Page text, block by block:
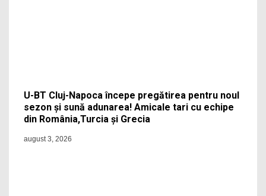
U-BT Cluj-Napoca începe pregătirea pentru noul
sezon și sună adunarea! Amicale tari cu echipe
din România,Turcia și Grecia
august 3, 2026